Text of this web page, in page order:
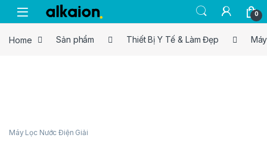
Skip to navigation
Skip to content
0
Home Sản phẩm Thiết Bị Y Tế & Làm Đẹp
Máy Lọc Nước Điện Giải